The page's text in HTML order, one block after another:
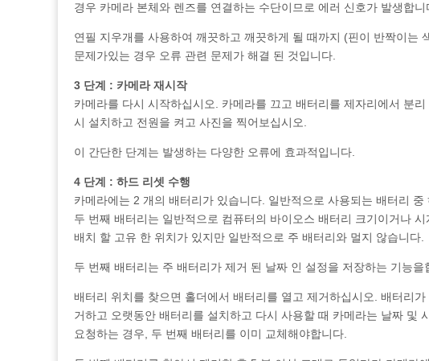
경우 카메라 본체와 렌즈를 연결하는 수단이므로 에러 신호가 발생합니
연필 지우개를 사용하여 깨끗하고 깨끗하게 될 때까지 (핀이 반짝이는
문제가있는 경우 오류 관련 문제가 해결 된 것입니다.
3 단계 : 카메라 재시작
카메라를 다시 시작하십시오. 카메라를 끄고 배터리를 제자리에서 분
시 설치하고 전원을 켜고 사진을 찍어보십시오.
이 간단한 단계는 발생하는 다양한 오류에 효과적입니다.
4 단계 : 하드 리셋 수행
카메라에는 2 개의 배터리가 있습니다. 일반적으로 사용되는 배터리
두 번째 배터리는 일반적으로 컴퓨터의 바이오스 배터리 크기이거나
배치 할 고유 한 위치가 있지만 일반적으로 주 배터리와 멀지 않습니다.
두 번째 배터리는 주 배터리가 제거 된 날짜 인 설정을 저장하는 기능을
배터리 위치를 찾으면 홀더에서 배터리를 열고 제거하십시오. 배터리
거하고 오랫동안 배터리를 설치하고 다시 사용할 때 카메라는 날짜 및
요청하는 경우, 두 번째 배터리를 이미 교체해야합니다.